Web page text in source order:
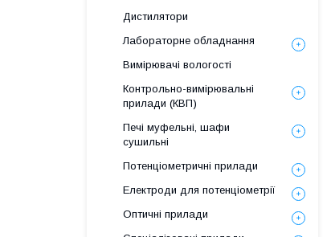
Дистилятори
Лабораторне обладнання
Вимірювачі вологості
Контрольно-вимірювальні
прилади (КВП)
Печі муфельні, шафи
сушильні
Потенціометричні прилади
Електроди для потенціометрії
Оптичні прилади